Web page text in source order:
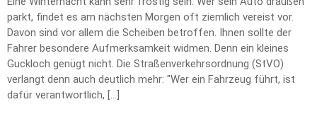
parkt, findet es am nächsten Morgen oft ziemlich vereist vor.
Davon sind vor allem die Scheiben betroffen. Ihnen sollte der
Fahrer besondere Aufmerksamkeit widmen. Denn ein kleines
Guckloch genügt nicht. Die Straßenverkehrsordnung (StVO)
verlangt denn auch deutlich mehr: "Wer ein Fahrzeug führt, ist
dafür verantwortlich, […]